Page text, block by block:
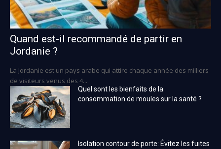
Quand est-il recommandé de partir en
Jordanie ?
La Jordanie est un pays arabe qui attire chaque année des milliers
de visiteurs venus des 4...
Quel sont les bienfaits de la
consommation de moules sur la santé ?
Isolation contour de porte: Évitez les fuites